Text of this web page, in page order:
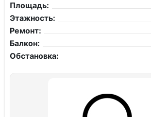
Площадь:
Этажность:
Ремонт:
Балкон:
Обстановка: